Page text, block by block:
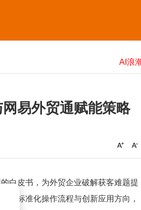
易外贸通赋能策略
白皮书，为外贸企业破解获客难题提
了标准化操作流程与创新应用方向，